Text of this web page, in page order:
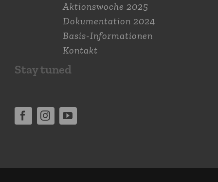
Aktions­woche 2025
Dokumen­tation 2024
Basis-Informationen
Kontakt
Stay tuned